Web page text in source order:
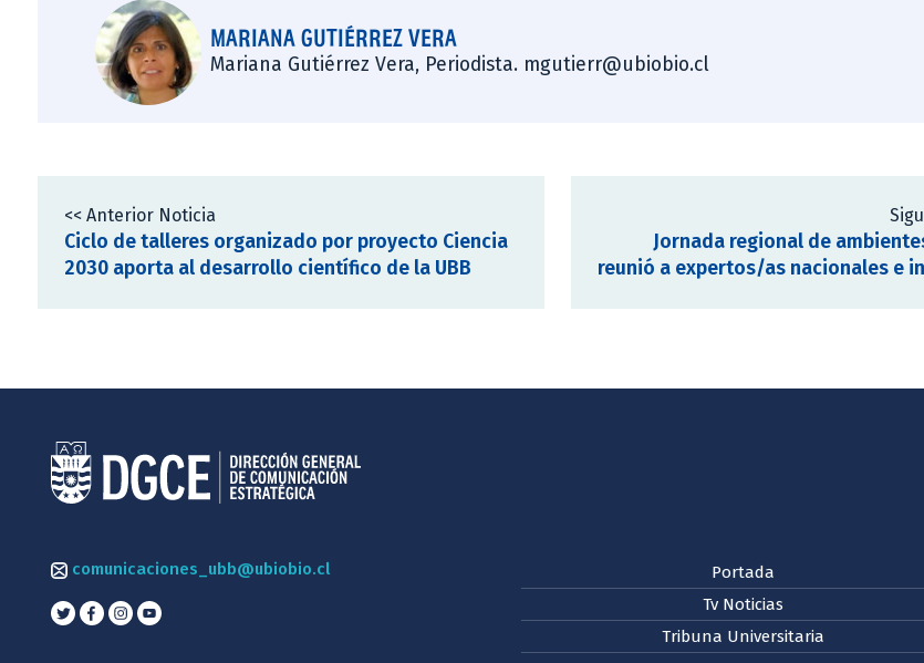
MARIANA GUTIÉRREZ VERA
Mariana Gutiérrez Vera, Periodista. mgutierr@ubiobio.cl
<< Anterior Noticia
Ciclo de talleres organizado por proyecto Ciencia
2030 aporta al desarrollo científico de la UBB
Jornada regional de
reunió a expertos/as nacionales e
comunicaciones_ubb@ubiobio.cl
Portada
Tv Noticias
Tribuna Universitaria